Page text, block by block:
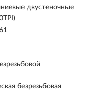
двустеночные
безрезьбовая